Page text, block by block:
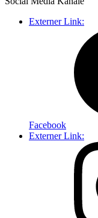
Externer Link:
Facebook
Externer Link: